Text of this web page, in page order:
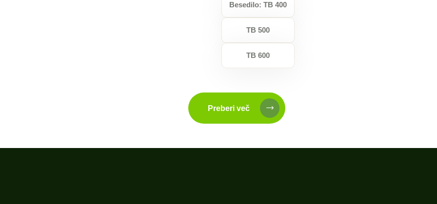
Besedilo: TB 400
TB 500
TB 600
Preberi več